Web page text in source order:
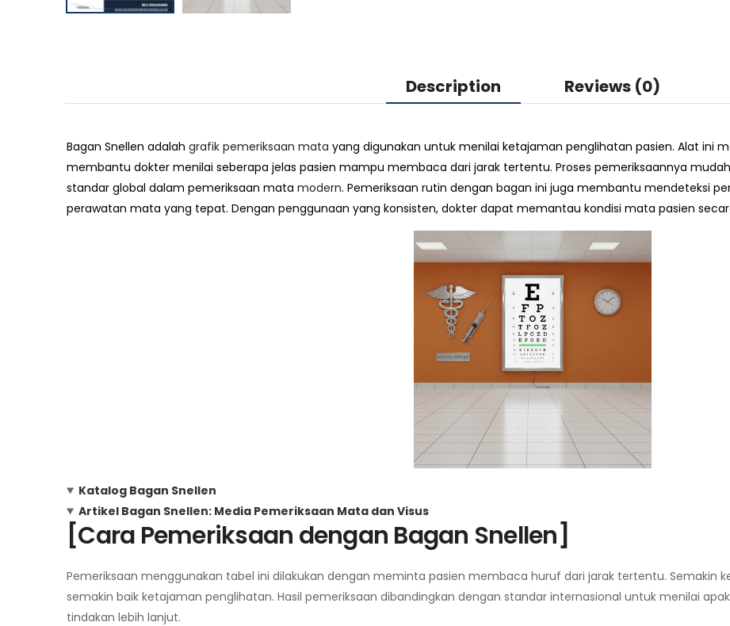
Description Reviews (0)
Bagan Snellen adalah grafik pemeriksaan mata yang digunakan untuk menilai ketajaman penglihatan pasien. Alat ini
membantu dokter menilai seberapa jelas pasien mampu membaca dari jarak tertentu. Proses pemeriksaannya
standar global dalam pemeriksaan mata modern. Pemeriksaan rutin dengan bagan ini juga membantu mendeteksi
perawatan mata yang tepat. Dengan penggunaan yang konsisten, dokter dapat memantau kondisi mata pasien
Katalog Bagan Snellen
Artikel Bagan Snellen: Media Pemeriksaan Mata dan Visus
[Cara Pemeriksaan dengan Bagan Snellen]
Pemeriksaan menggunakan tabel ini dilakukan dengan meminta pasien membaca huruf dari jarak tertentu. Semakin
semakin baik ketajaman penglihatan. Hasil pemeriksaan dibandingkan dengan standar internasional untuk menilai
tindakan lebih lanjut.